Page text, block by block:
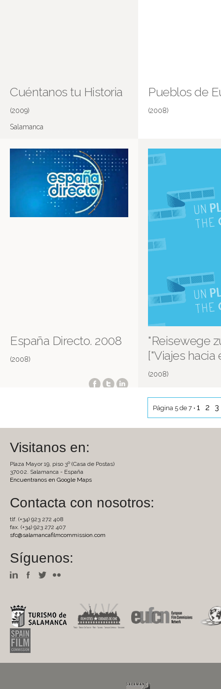
Cuéntanos tu Historia
(2009)
Salamanca
Pueblos de
(2008)
España Directo. 2008
(2008)
"Reisewege
["Viajes hacia
(2008)
Página 5 de 7 • 1 2 3
Visitanos en:
Plaza Mayor 19, piso 3º (Casa de Postas)
37002. Salamanca - España
Encuentranos en Google Maps
Contacta con nosotros:
tlf. (+34) 923 272 408
fax. (+34) 923 272 407
sfc@salamancafilmcommission.com
Síguenos: